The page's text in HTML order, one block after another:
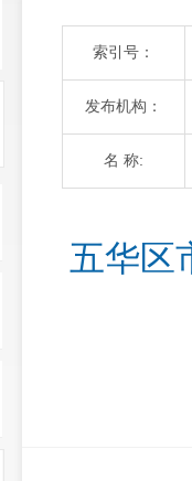
索引号：
发布机构：
名 称:
五华区